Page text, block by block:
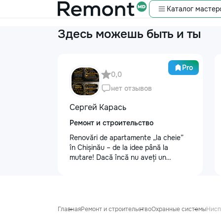
Каталог
Здесь можешь быть и ты
Pro
0,0
нет отзывов
Сергей Карась
Ремонт и строительство
Renovări de apartamente „la cheie”
în Chișinău – de la idee până la
mutare! Dacă încă nu aveți un
bugetului dumneavoastră. Contract +
ГлавнаяРемонт и строительствоОхранные системы